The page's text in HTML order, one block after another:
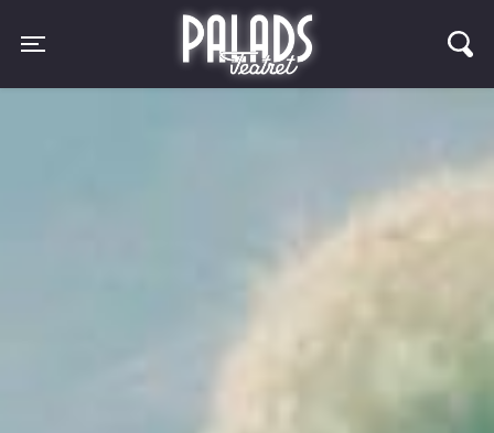
Toggle navigation
Palads Teatret